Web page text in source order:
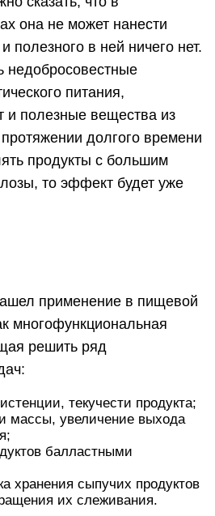
она не может нанести
полезного в ней ничего нет.
недобросовестные
питания,
и полезные вещества из
долгого времени
продукты с большим
то эффект будет уже
применение в пищевой
многофункциональная
решить ряд
текучести продукта;
массы, увеличение выхода
балластными
хранения сыпучих продуктов
их слеживания.